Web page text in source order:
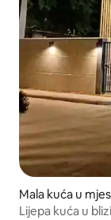
Mala kuća u
Lijepa kuća u